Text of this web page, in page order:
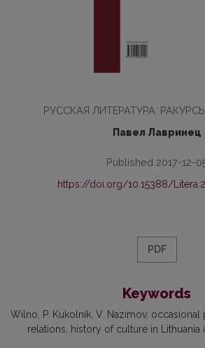
РУССКАЯ ЛИТЕРАТУРА:
Павел Лавринец
Published 2017-12-
https://doi.org/10.15388/
PDF
Keywords
Wilno P. Kukolnik V. Nazimov occasional
relations
history of culture in Lithuania